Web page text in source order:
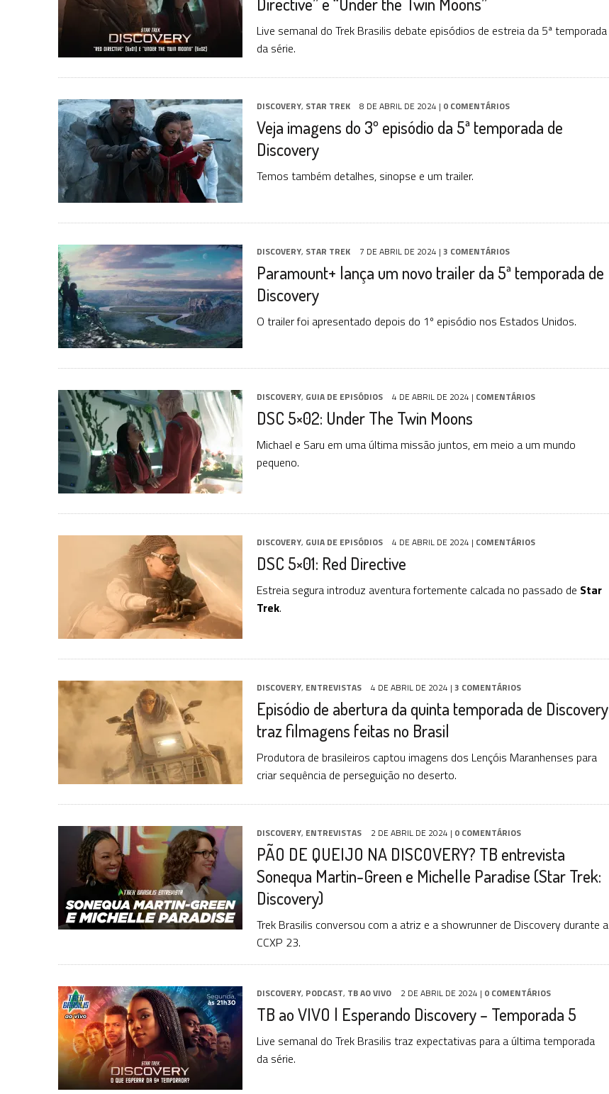
Live semanal do Trek Brasilis debate episódios de estreia da 5ª temporada
da série.
DISCOVERY, STAR TREK 8 DE ABRIL DE 2024 | 0 COMENTÁRIOS
Veja imagens do 3º episódio da 5ª temporada de
Discovery
Temos também detalhes, sinopse e um trailer.
DISCOVERY, STAR TREK 7 DE ABRIL DE 2024 | 3 COMENTÁRIOS
Paramount+ lança um novo trailer da 5ª temporada de
Discovery
O trailer foi apresentado depois do 1º episódio nos Estados Unidos.
DISCOVERY, GUIA DE EPISÓDIOS 4 DE ABRIL DE 2024 | COMENTÁRIOS
DSC 5×02: Under The Twin Moons
Michael e Saru em uma última missão juntos, em meio a um mundo
pequeno.
DISCOVERY, GUIA DE EPISÓDIOS 4 DE ABRIL DE 2024 | COMENTÁRIOS
DSC 5×01: Red Directive
Estreia segura introduz aventura fortemente calcada no passado de Star
Trek.
DISCOVERY, ENTREVISTAS 4 DE ABRIL DE 2024 | 3 COMENTÁRIOS
Episódio de abertura da quinta temporada de Discovery
traz filmagens feitas no Brasil
Produtora de brasileiros captou imagens dos Lençóis Maranhenses para
criar sequência de perseguição no deserto.
DISCOVERY, ENTREVISTAS 2 DE ABRIL DE 2024 | 0 COMENTÁRIOS
PÃO DE QUEIJO NA DISCOVERY? TB entrevista
Sonequa Martin-Green e Michelle Paradise (Star Trek:
Discovery)
Trek Brasilis conversou com a atriz e a showrunner de Discovery durante a
CCXP 23.
DISCOVERY, PODCAST, TB AO VIVO 2 DE ABRIL DE 2024 | 0 COMENTÁRIOS
TB ao VIVO | Esperando Discovery – Temporada 5
Live semanal do Trek Brasilis traz expectativas para a última temporada
da série.